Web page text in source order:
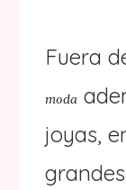
Fuera
moda
joyas,